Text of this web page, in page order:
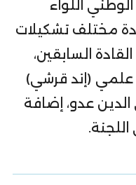
اللواء
مختلف تشكيلات
السابقين،
علمي (إند قرشي)
عدو، إضافة